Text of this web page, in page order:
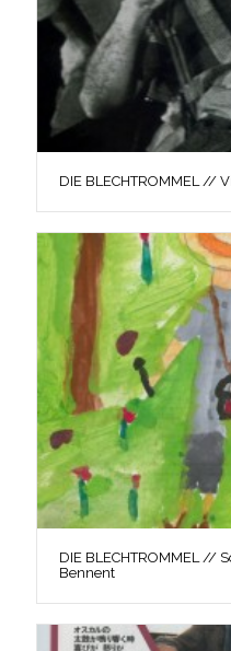
DIE BLECHTROMMEL //
DIE BLECHTROMMEL //
Bennent